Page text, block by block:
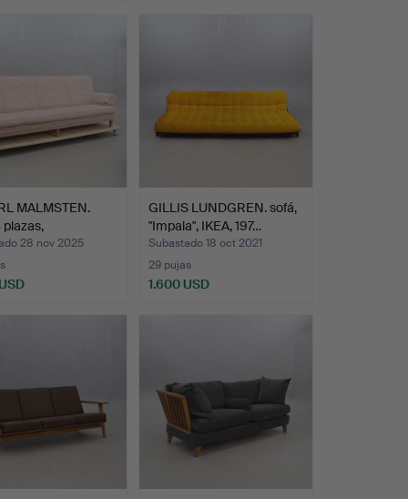
MALMSTEN.
plazas,
28 nov 2025
GILLIS LUNDGREN. sofá,
"Impala", IKEA, 197…
Subastado 18 oct 2021
29 pujas
1.600 USD